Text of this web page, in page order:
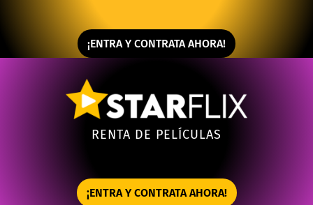
¡ENTRA Y CONTRATA AHORA!
RENTA DE PELÍCULAS
¡ENTRA Y CONTRATA AHORA!